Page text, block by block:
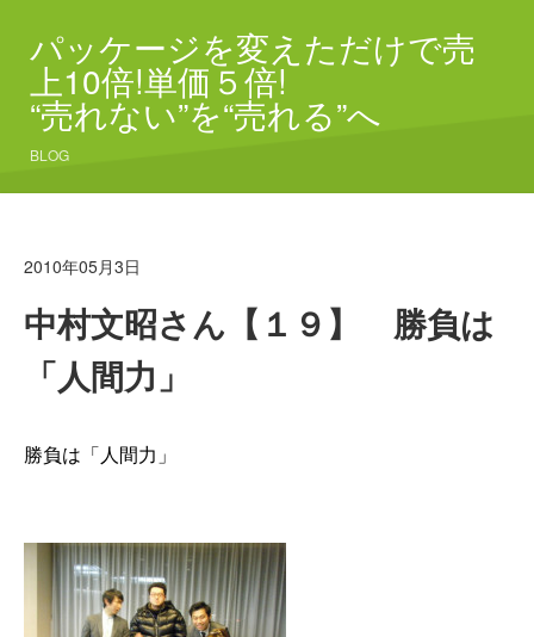
パッケージを変えただけで売
上10倍!単価５倍!
“売れない”を“売れる”へ
BLOG
2010年05月3日
中村文昭さん【１９】 勝負は
「人間力」
勝負は「人間力」